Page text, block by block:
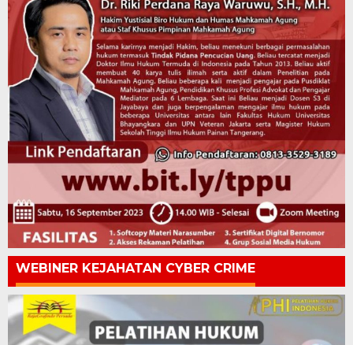
WEBINER KEJAHATAN CYBER CRIME